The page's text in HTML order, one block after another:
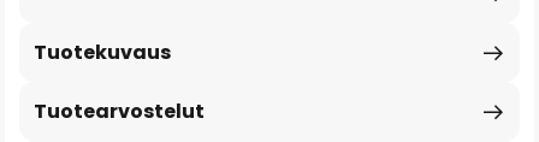
Tuotekuvaus
Tuotearvostelut